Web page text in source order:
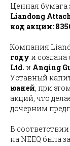
Ценная бумага
Liandong
код акции:
Компания
году и
Ltd. и Anqing
Уставный
юаней, при
акций, что
дочерним
В
на NEEQ была